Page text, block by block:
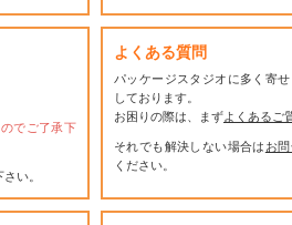
でご了承下
い。
よくある質問
パッケージスタジオに多く寄
しております。
お困りの際は、まずよくあるご
それでも解決しない場合は お
ください。